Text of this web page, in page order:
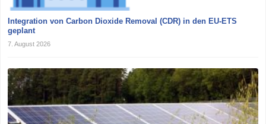
Integration von Carbon Dioxide Removal (CDR) in den EU-ETS
geplant
7. August 2026